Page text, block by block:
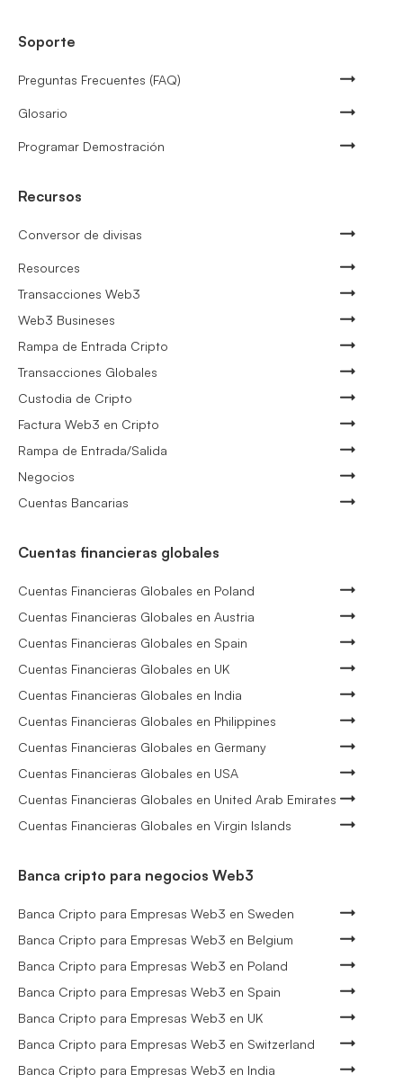
Soporte
Preguntas Frecuentes (FAQ)
Glosario
Programar Demostración
Recursos
Conversor de divisas
Resources
Transacciones Web3
Web3 Busineses
Rampa de Entrada Cripto
Transacciones Globales
Custodia de Cripto
Factura Web3 en Cripto
Rampa de Entrada/Salida
Negocios
Cuentas Bancarias
Cuentas financieras globales
Cuentas Financieras Globales en Poland
Cuentas Financieras Globales en Austria
Cuentas Financieras Globales en Spain
Cuentas Financieras Globales en UK
Cuentas Financieras Globales en India
Cuentas Financieras Globales en Philippines
Cuentas Financieras Globales en Germany
Cuentas Financieras Globales en USA
Cuentas Financieras Globales en United Arab Emirates
Cuentas Financieras Globales en Virgin Islands
Banca cripto para negocios Web3
Banca Cripto para Empresas Web3 en Sweden
Banca Cripto para Empresas Web3 en Belgium
Banca Cripto para Empresas Web3 en Poland
Banca Cripto para Empresas Web3 en Spain
Banca Cripto para Empresas Web3 en UK
Banca Cripto para Empresas Web3 en Switzerland
Banca Cripto para Empresas Web3 en India